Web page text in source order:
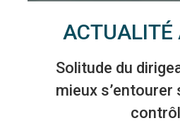
ACTUALITÉ
Solitude du
mieux s’entourer